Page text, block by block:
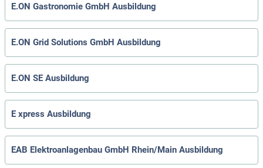
E.ON Gastronomie GmbH Ausbildung
E.ON Grid Solutions GmbH Ausbildung
E.ON SE Ausbildung
E xpress Ausbildung
EAB Elektroanlagenbau GmbH Rhein/Main Ausbildung